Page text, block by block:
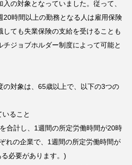
の対象となっていました。従って、
20時間以上の勤務となる人は雇用保険
しても失業保険の支給を受けることも
ジョブホルダー制度によって可能と
の対象は、65歳以上で、以下の3つの
ること
合計し、1週間の所定労働時間が20時
れの企業で、1週間の所定労働時間が
必要があります。)